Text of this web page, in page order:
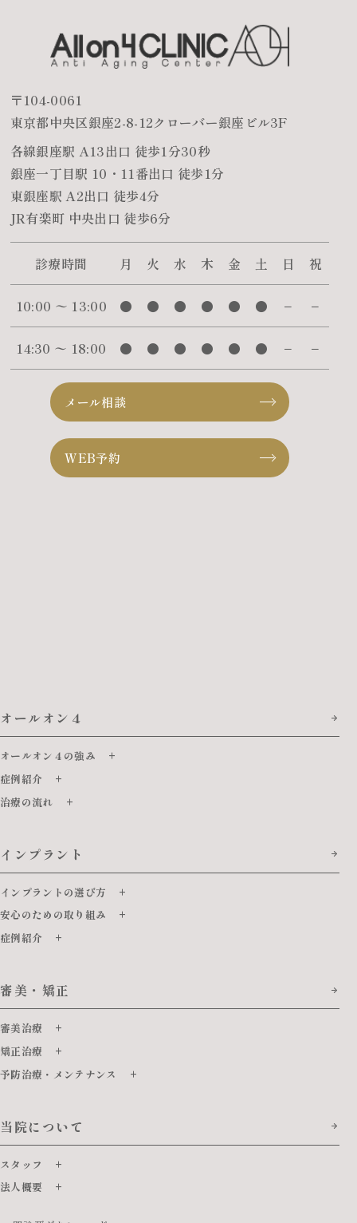
〒104-0061
東京都中央区銀座2-8-12クローバー銀座ビル3F
各線銀座駅 A13出口 徒歩1分30秒
銀座一丁目駅 10・11番出口 徒歩1分
東銀座駅 A2出口 徒歩4分
JR有楽町 中央出口 徒歩6分
診療時間 月 火 水 木 金 土 日 祝
10:00 〜 13:00 ● ● ● ● ● ● − −
14:30 〜 18:00 ● ● ● ● ● ● − −
メール相談
WEB予約
オールオン４
オールオン４の強み
症例紹介
治療の流れ
インプラント
インプラントの選び方
安心のための取り組み
症例紹介
審美・矯正
審美治療
矯正治療
予防治療・メンテナンス
当院について
スタッフ
法人概要